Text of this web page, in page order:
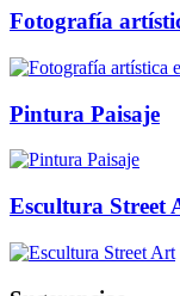
Fotografía
Pintura Paisaje
Escultura Street